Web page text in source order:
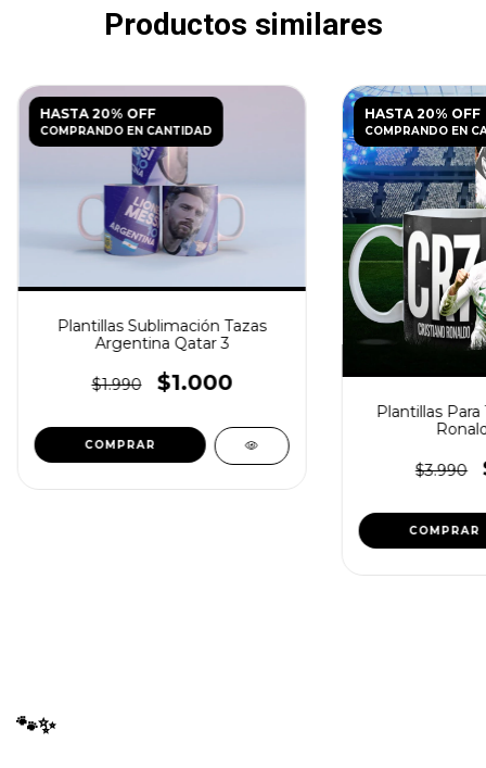
Productos similares
HASTA 20% OFF
COMPRANDO EN CANTIDAD
Plantillas Sublimación Tazas
Argentina Qatar 3
$1.990 $1.000
HASTA 20% OFF
COMPRANDO EN
Plantillas
$3.990
🐾✨